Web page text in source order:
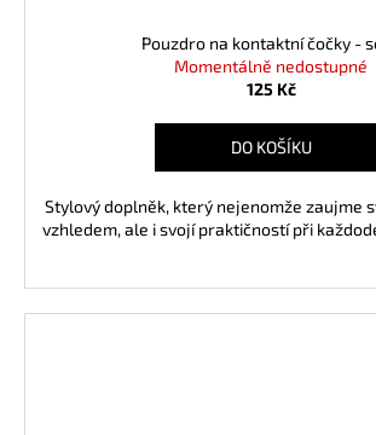
Pouzdro na kontaktní čočky -
Momentálně nedostupné
125 Kč
DO KOŠÍKU
Stylový doplněk, který nejenomže zaujme
vzhledem, ale i svojí praktičností při